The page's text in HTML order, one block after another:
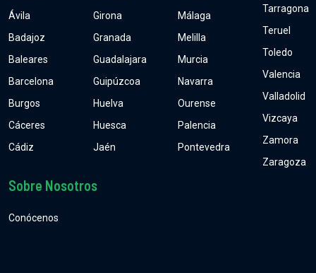
Ávila
Badajoz
Baleares
Barcelona
Burgos
Cáceres
Cádiz
Girona
Granada
Guadalajara
Guipúzcoa
Huelva
Huesca
Jaén
Málaga
Melilla
Murcia
Navarra
Ourense
Palencia
Pontevedra
Tarragona
Teruel
Toledo
Valencia
Valladolid
Vizcaya
Zamora
Zaragoza
Sobre Nosotros
Conócenos